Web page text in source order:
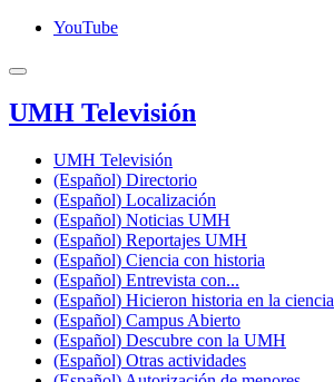
YouTube
UMH Televisión
UMH Televisión
(Español) Directorio
(Español) Localización
(Español) Noticias UMH
(Español) Reportajes UMH
(Español) Ciencia con historia
(Español) Entrevista con...
(Español) Hicieron historia en la ciencia
(Español) Campus Abierto
(Español) Descubre con la UMH
(Español) Otras actividades